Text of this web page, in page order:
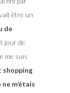
être un
de
jour de
me suis
shopping
ne m’étais